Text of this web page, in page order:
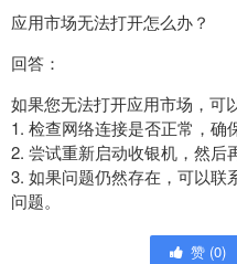
应用市场无法打开怎么办？
回答：
如果您无法打开应用市场，可
1. 检查网络连接是否正常，确
2. 尝试重新启动收银机，然后
3. 如果问题仍然存在，可以联
问题。
赞 (0)